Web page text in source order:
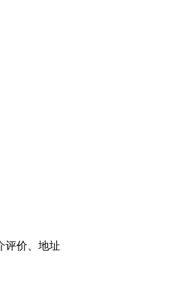
评价、地址